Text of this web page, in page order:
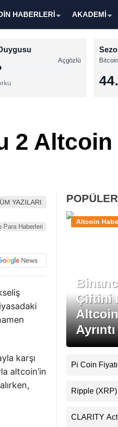
HABERLERİ AKADEMİ
Açgözlü Bitcoin
2 Altcoin
YAZILARI
Para Haberleri
karşı
altcoin’in
Çiftini
Ayrıntı
Altcoin
Pi Coin
Destekledi
Ripple
Uyarı
CLARITY